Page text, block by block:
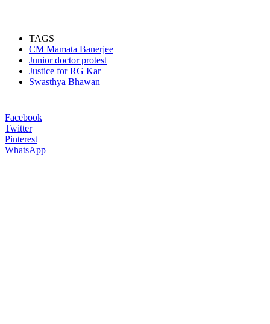
TAGS
CM Mamata Banerjee
Junior doctor protest
Justice for RG Kar
Swasthya Bhawan
Facebook
Twitter
Pinterest
WhatsApp